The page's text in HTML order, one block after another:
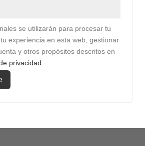
se utilizarán para procesar tu
experiencia en esta web, gestionar
y otros propósitos descritos en
privacidad